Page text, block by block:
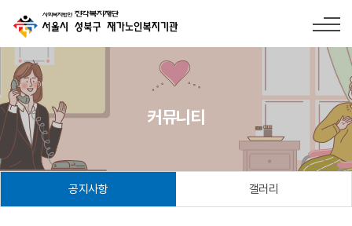
커뮤니티
공지사항 갤러리